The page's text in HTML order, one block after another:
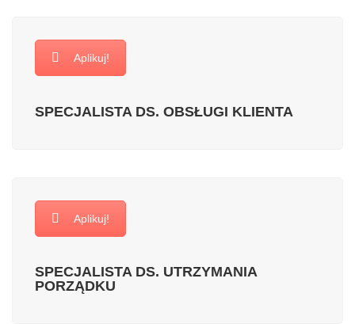
Aplikuj!
SPECJALISTA DS. OBSŁUGI KLIENTA
Aplikuj!
SPECJALISTA DS. UTRZYMANIA
PORZĄDKU